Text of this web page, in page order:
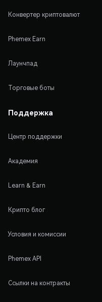
Конвертер криптовалют
Phemex Earn
Лаунчпад
Торговые боты
Поддержка
Центр поддержки
Академия
Learn & Earn
Крипто блог
Условия и комиссии
Phemex API
Ссылки на контракты